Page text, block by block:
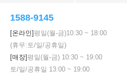
1588-9145
[온라인] 평일(월-금)10:30 ~ 18:00
(휴무:토/일/공휴일)
[매장] 평일(월-금) 10:30 ~ 19:00
토/일/공휴일 13:00 ~ 19:00